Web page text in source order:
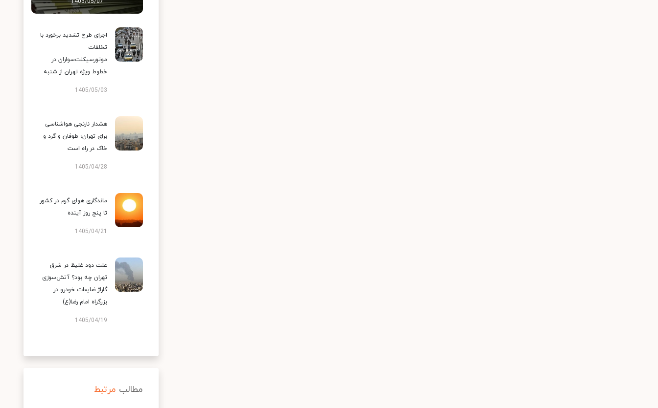
اجرای طرح تشدید برخورد با
تخلفات
موتورسیکلت‌سواران در
خطوط ویژه تهران از شنبه
1405/05/03
هشدار نارنجی هواشناسی
برای تهران؛ طوفان و گرد و
خاک در راه است
1405/04/28
ماندگاری هوای گرم در کشور
تا پنج روز آینده
1405/04/21
علت دود غلیظ در شرق
تهران چه بود؟ آتش‌سوزی
گاراژ ضایعات خودرو در
بزرگراه امام رضا(ع)
1405/04/19
مطالب مرتبط